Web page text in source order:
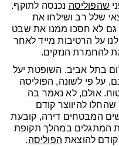
שהפוליסה נכנסה לתוקף.
שלל רב ושילחו את
גם לא חסכו ממנו את שבט
על הרטיבות מייד לאחר
להחמרת הנזקים.
בתל אביב. השופטת יעל
על פי לשונה, הפוליסה
אולם, לא נאמר בה
שהחלו להיווצר קודם
המבטחים דירה, קובעת
המתגלים במהלך תקופת
קודם להוצאת הפוליסה.